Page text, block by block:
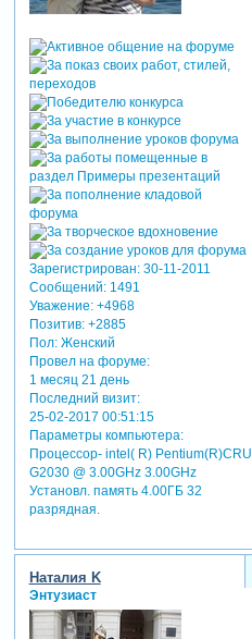
Зарегистрирован: 30-11-2011
Сообщений:1491
Уважение: +4968
Позитив: +2885
Пол:Женский
Провел на форуме:
1 месяц 21 день
Последний визит:
25-02-2017 00:51:15
Параметры компьютера:
Процессор- intel( R) Pentium(R)CRU
G2030 @ 3.00GHz 3.00GHz
Установл. память 4.00ГБ 32
разрядная.
Наталия K
Энтузиаст